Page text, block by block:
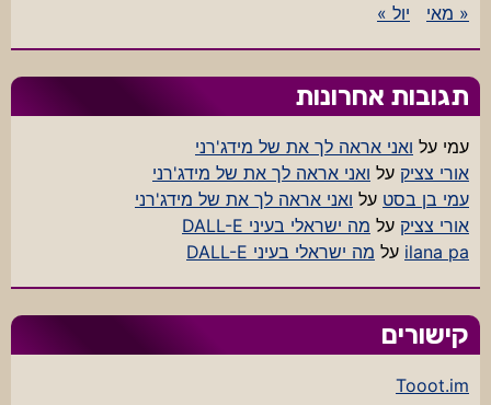
« מאי יול »
תגובות אחרונות
עמי על ואני אראה לך את של מידג'רני
אורי צציק על ואני אראה לך את של מידג'רני
עמי בן בסט על ואני אראה לך את של מידג'רני
אורי צציק על מה ישראלי בעיני DALL-E
ilana pa על מה ישראלי בעיני DALL-E
קישורים
Tooot.im